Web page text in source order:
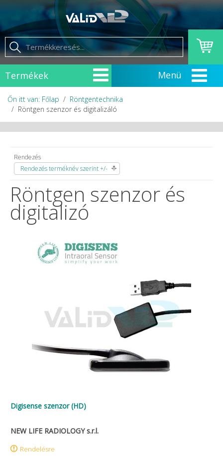
Termékek
Őn itt van: Főlap
Röntgentechnika
Röntgen szenzor és digitalizáló
Rendezés
Rendezés terméknév szerint +/-
Röntgen szenzor és
digitalizó
Digisense szenzor (HD)
NEW LIFE RADIOLOGY s.r.l.
Rendelésre